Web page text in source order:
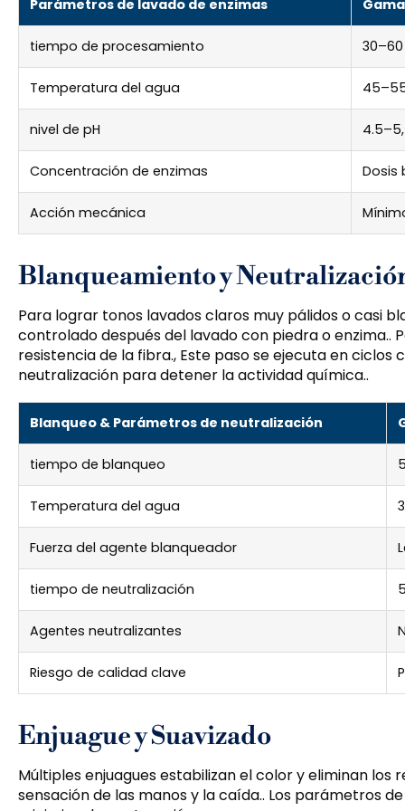
Parámetros de lavado de enzimas
tiempo de procesamiento
Temperatura del agua
nivel de pH
Concentración de enzimas Dosis
Acción mecánica
Blanqueamiento y
Para lograr tonos lavados claros muy pálidos o casi
controlado después del lavado con piedra o
resistencia de la fibra., Este paso se ejecuta en
neutralización para detener la actividad química..
Blanqueo & Parámetros de neutralización
tiempo de blanqueo
Temperatura del agua
Fuerza del agente blanqueador
tiempo de neutralización
Agentes neutralizantes
Riesgo de calidad clave
Enjuague y Suavizado
Múltiples enjuagues estabilizan el color y eliminan los
sensación de las manos y la caída.. Los parámetros